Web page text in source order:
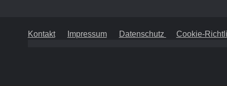
Kontakt Impressum Datenschutz Cookie-